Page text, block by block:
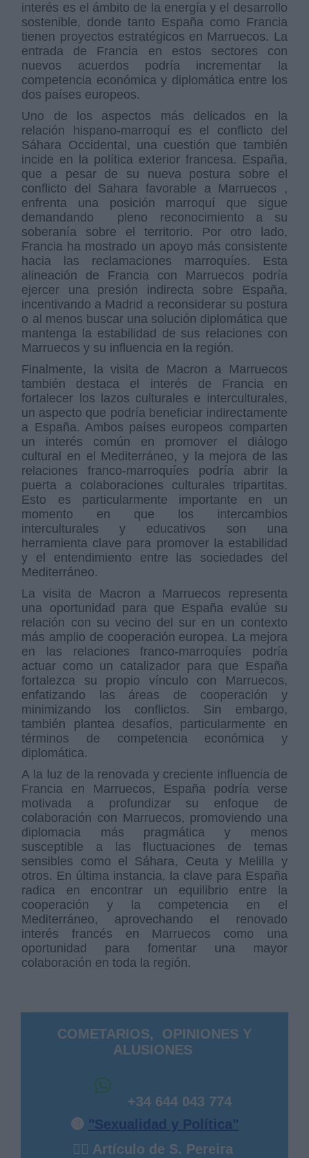
interés es el ámbito de la energía y el desarrollo
sostenible, donde tanto España como Francia
tienen proyectos estratégicos en Marruecos. La
entrada de Francia en estos sectores con
nuevos acuerdos podría incrementar la
competencia económica y diplomática entre los
dos países europeos.
Uno de los aspectos más delicados en la
relación hispano-marroquí es el conflicto del
Sáhara Occidental, una cuestión que también
incide en la política exterior francesa. España,
que a pesar de su nueva postura sobre el
conflicto del Sahara favorable a Marruecos ,
enfrenta una posición marroquí que sigue
demandando pleno reconocimiento a su
soberanía sobre el territorio. Por otro lado,
Francia ha mostrado un apoyo más consistente
hacia las reclamaciones marroquíes. Esta
alineación de Francia con Marruecos podría
ejercer una presión indirecta sobre España,
incentivando a Madrid a reconsiderar su postura
o al menos buscar una solución diplomática que
mantenga la estabilidad de sus relaciones con
Marruecos y su influencia en la región.
Finalmente, la visita de Macron a Marruecos
también destaca el interés de Francia en
fortalecer los lazos culturales e interculturales,
un aspecto que podría beneficiar indirectamente
a España. Ambos países europeos comparten
un interés común en promover el diálogo
cultural en el Mediterráneo, y la mejora de las
relaciones franco-marroquíes podría abrir la
puerta a colaboraciones culturales tripartitas.
Esto es particularmente importante en un
momento en que los intercambios
interculturales y educativos son una
herramienta clave para promover la estabilidad
y el entendimiento entre las sociedades del
Mediterráneo.
La visita de Macron a Marruecos representa
una oportunidad para que España evalúe su
relación con su vecino del sur en un contexto
más amplio de cooperación europea. La mejora
en las relaciones franco-marroquíes podría
actuar como un catalizador para que España
fortalezca su propio vínculo con Marruecos,
enfatizando las áreas de cooperación y
minimizando los conflictos. Sin embargo,
también plantea desafíos, particularmente en
términos de competencia económica y
diplomática.
A la luz de la renovada y creciente influencia de
Francia en Marruecos, España podría verse
motivada a profundizar su enfoque de
colaboración con Marruecos, promoviendo una
diplomacia más pragmática y menos
susceptible a las fluctuaciones de temas
sensibles como el Sáhara, Ceuta y Melilla y
otros. En última instancia, la clave para España
radica en encontrar un equilibrio entre la
cooperación y la competencia en el
Mediterráneo, aprovechando el renovado
interés francés en Marruecos como una
oportunidad para fomentar una mayor
colaboración en toda la región.
COMETARIOS, OPINIONES Y
ALUSIONES
+34 644 043 774
🔴 "Sexualidad y Política"
✍🏻 Artículo de S. Pereira